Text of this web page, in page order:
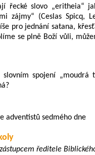
řecké slovo „eritheia“
zájmy“ (Ceslas Spicq,
pro jednání satana,
se plně Boží vůli,
slovním spojení
adventistů sedmého dne
ředitele